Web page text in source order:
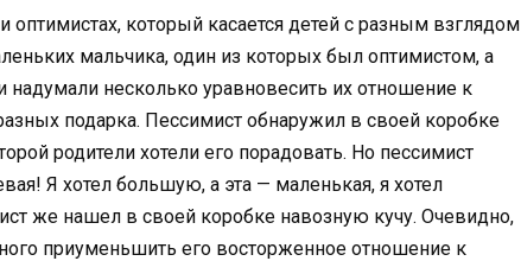
оптимистах, который касается детей с разным взглядом
мальчика, один из которых был оптимистом, а
надумали несколько уравновесить их отношение к
подарка. Пессимист обнаружил в своей коробке
родители хотели его порадовать. Но пессимист
Я хотел большую, а эта — маленькая, я хотел
же нашел в своей коробке навозную кучу. Очевидно,
приуменьшить его восторженное отношение к